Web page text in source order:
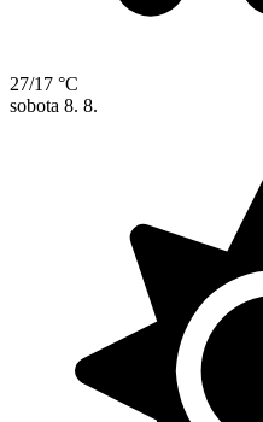
27/17 °C
sobota 8. 8.